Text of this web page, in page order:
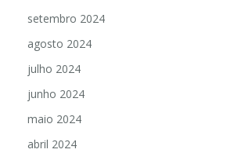
setembro 2024
agosto 2024
julho 2024
junho 2024
maio 2024
abril 2024